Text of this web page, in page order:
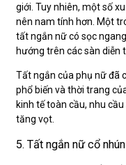
giới. Tuy nhiên, một số
nên nam tính hơn. Một
tất ngắn nữ có sọc
hướng trên các sàn diễn
Tất ngắn của phụ nữ đã
phổ biến và thời trang
kinh tế toàn cầu, nhu
tăng vọt.
5. Tất ngắn nữ cổ nhún